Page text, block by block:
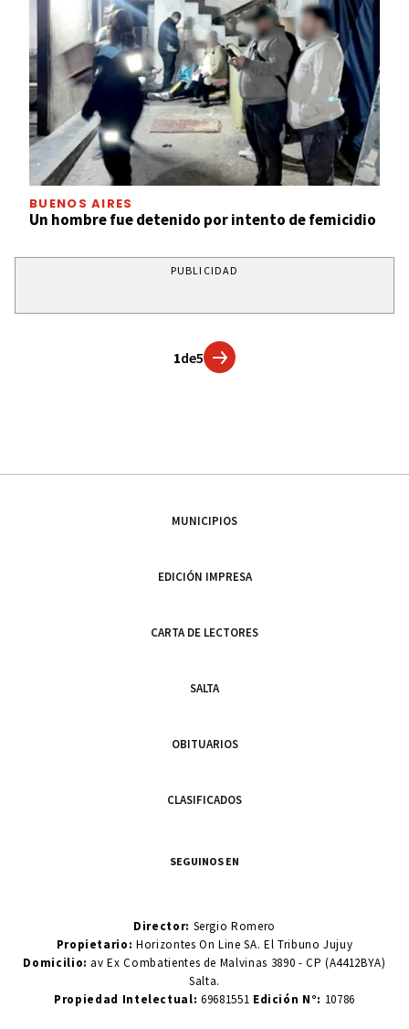
BUENOS AIRES
Un hombre fue detenido por intento de femicidio
PUBLICIDAD
1de5
MUNICIPIOS
EDICIÓN IMPRESA
CARTA DE LECTORES
SALTA
OBITUARIOS
CLASIFICADOS
SEGUINOS EN
Director: Sergio Romero
Propietario:Horizontes On Line SA. El Tribuno Jujuy
Domicilio: av Ex Combatientes de Malvinas 3890 - CP (A4412BYA)
Salta.
Propiedad Intelectual: 69681551 Edición N°: 10786